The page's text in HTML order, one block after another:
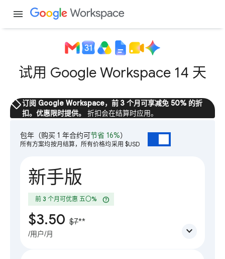
menu
试用 Google Workspace 14 天
sell订阅 Google Workspace，前 3 个月可享减免 50% 的折
扣。优惠限时提供。
折扣会在结算时应用。
包年 （购买 1 年合约可节省 16%）
所有方案均按月结算，所有价格均采用 $USD
新手版
前 3 个月可优惠 五〇% help
$3.50 $7**
/用户/月 expand_more